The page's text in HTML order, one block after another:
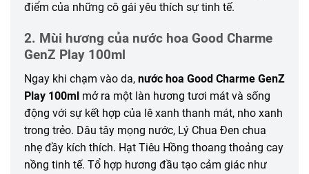
điểm của những cô gái yêu thích sự tinh tế.
2. Mùi hương của nước hoa Good Charme
GenZ Play 100ml
Ngay khi chạm vào da, nước hoa Good Charme GenZ
Play 100ml mở ra một làn hương tươi mát và sống
động với sự kết hợp của lê xanh thanh mát, nho xanh
trong trẻo. Dâu tây mọng nước, Lý Chua Đen chua
nhẹ đầy kích thích. Hạt Tiêu Hồng thoang thoảng cay
nồng tinh tế. Tổ hợp hương đầu tạo cảm giác như